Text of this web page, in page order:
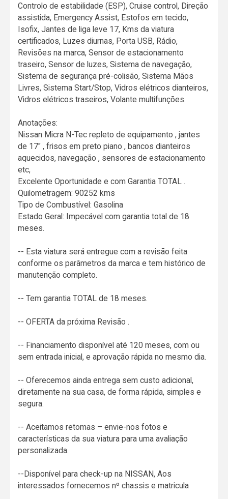
Controlo de estabilidade (ESP), Cruise control, Direção
assistida, Emergency Assist, Estofos em tecido,
Isofix, Jantes de liga leve 17, Kms da viatura
certificados, Luzes diurnas, Porta USB, Rádio,
Revisões na marca, Sensor de estacionamento
traseiro, Sensor de luzes, Sistema de navegação,
Sistema de segurança pré-colisão, Sistema Mãos
Livres, Sistema Start/Stop, Vidros elétricos dianteiros,
Vidros elétricos traseiros, Volante multifunções.
Anotações:
Nissan Micra N-Tec repleto de equipamento , jantes
de 17" , frisos em preto piano , bancos dianteiros
aquecidos, navegação , sensores de estacionamento
etc,
Excelente Oportunidade e com Garantia TOTAL .
Quilometragem: 90252 kms
Tipo de Combustível: Gasolina
Estado Geral: Impecável com garantia total de 18
meses.
-- Esta viatura será entregue com a revisão feita
conforme os parâmetros da marca e tem histórico de
manutenção completo.
-- Tem garantia TOTAL de 18 meses.
-- OFERTA da próxima Revisão .
-- Financiamento disponível até 120 meses, com ou
sem entrada inicial, e aprovação rápida no mesmo dia.
-- Oferecemos ainda entrega sem custo adicional,
diretamente na sua casa, de forma rápida, simples e
segura.
-- Aceitamos retomas – envie-nos fotos e
características da sua viatura para uma avaliação
personalizada.
--Disponível para check-up na NISSAN, Aos
interessados fornecemos nº chassis e matricula